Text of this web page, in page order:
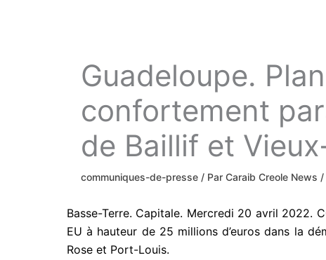
Guadeloupe.
confortement
de Baillif et
communiques-de-presse / Par Caraib Creole News /
Basse-Terre. Capitale. Mercredi 20 avril 2022.
EU à hauteur de 25 millions d’euros dans la
Rose et Port-Louis.